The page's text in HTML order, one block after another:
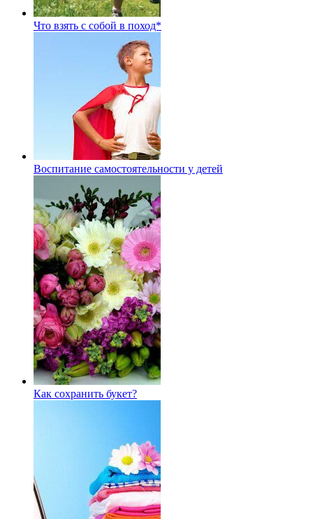
Что взять с собой в поход*
Воспитание самостоятельности у детей
Как сохранить букет?